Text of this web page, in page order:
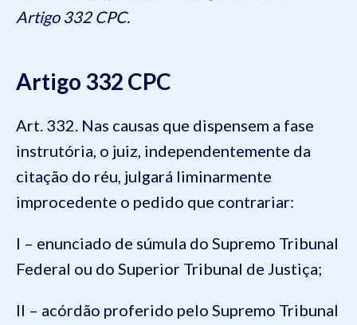
Artigo 332 CPC.
Artigo 332 CPC
Art. 332. Nas causas que dispensem a fase
instrutória, o juiz, independentemente da
citação do réu, julgará liminarmente
improcedente o pedido que contrariar:
I – enunciado de súmula do Supremo Tribunal
Federal ou do Superior Tribunal de Justiça;
II – acórdão proferido pelo Supremo Tribunal